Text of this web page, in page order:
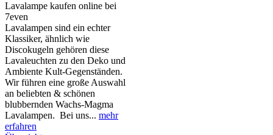
Lavalampe kaufen online bei
7even
Lavalampen sind ein echter
Klassiker, ähnlich wie
Discokugeln gehören diese
Lavaleuchten zu den Deko und
Ambiente Kult-Gegenständen.
Wir führen eine große Auswahl
an beliebten & schönen
blubbernden Wachs-Magma
Lavalampen. Bei uns... mehr
erfahren